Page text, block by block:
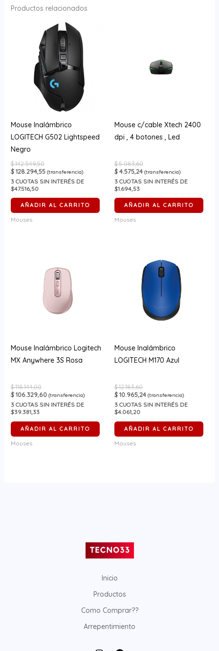
Productos relacionados
Mouse Inalámbrico
LOGITECH G502 Lightspeed
Negro
$142.549,50
$128.294,55 (transferencia)
3CUOTAS SIN INTERÉS DE
$47.516,50
AÑADIR AL CARRITO
Mouses
Mouse c/cable Xtech 2400
dpi , 4 botones , Led
$5.083,60
$4.575,24 (transferencia)
3 CUOTAS SIN INTERÉS DE
$1.694,53
AÑADIR AL CARRITO
Mouses
Mouse Inalámbrico Logitech
MX Anywhere 3S Rosa
$118.144,00
$106.329,60 (transferencia)
3CUOTAS SIN INTERÉS DE
$39.381,33
AÑADIR AL CARRITO
Mouses
Mouse Inalámbrico
LOGITECH M170 Azul
$12.183,60
$10.965,24 (transferencia)
3 CUOTAS SIN INTERÉS DE
$4.061,20
AÑADIR AL CARRITO
Mouses
Inicio
Productos
Como Comprar??
Arrepentimiento